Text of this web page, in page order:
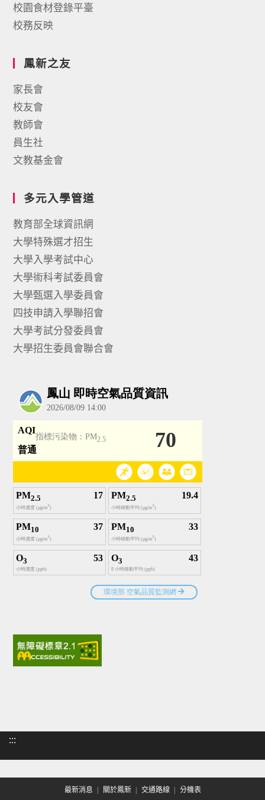
校園食材登錄平臺
校務反映
鳳新之友
家長會
校友會
教師會
員生社
文教基金會
多元入學管道
教育部全球資訊網
大學特殊選才招生
大學入學考試中心
大學術科考試委員會
大學甄選入學委員會
四技申請入學聯招會
大學考試分發委員會
大學招生委員會聯合會
:::
最新消息 關於鳳新 交通路線 分機表